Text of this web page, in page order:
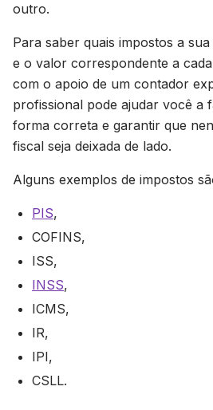
outro.
Para saber quais impostos a
e o valor correspondente a
com o apoio de um contador
profissional pode ajudar você a
forma correta e garantir que
fiscal seja deixada de lado.
Alguns exemplos de impostos
PIS,
COFINS,
ISS,
INSS,
ICMS,
IR,
IPI,
CSLL.